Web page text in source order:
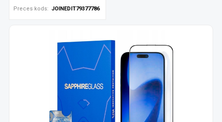
Preces kods: JOINEDIT79377786